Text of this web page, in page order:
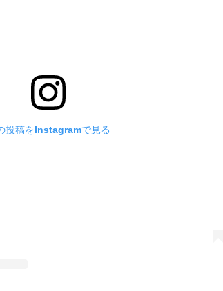
投稿をInstagramで見る